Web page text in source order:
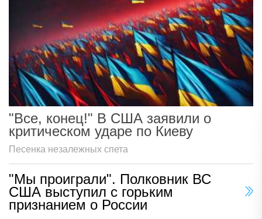
"Все, конец!" В США заявили о
критическом ударе по Киеву
Песенка незалежных спета
"Мы проиграли". Полковник ВС
США выступил с горьким
признанием о России